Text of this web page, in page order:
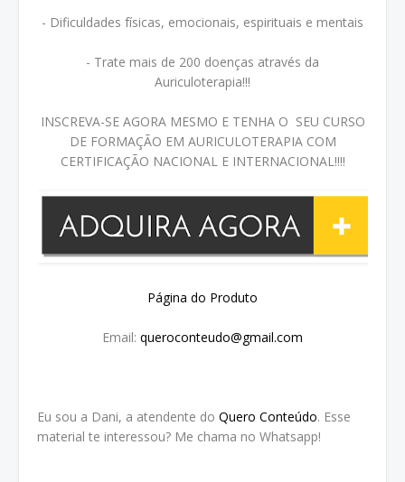
- Dificuldades físicas, emocionais, espirituais e mentais
- Trate mais de 200 doenças através da
Auriculoterapia!!!
INSCREVA-SE AGORA MESMO E TENHA O SEU CURSO
DE FORMAÇÃO EM AURICULOTERAPIA COM
CERTIFICAÇÃO NACIONAL E INTERNACIONAL!!!!
Página do Produto
Email: queroconteudo@gmail.com
Eu sou a Dani, a atendente do Quero Conteúdo. Esse
material te interessou? Me chama no Whatsapp!